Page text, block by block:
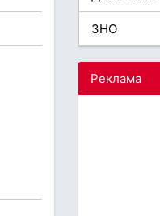
ЗНО
Реклама